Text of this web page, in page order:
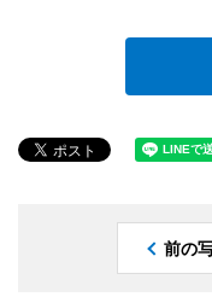
前の